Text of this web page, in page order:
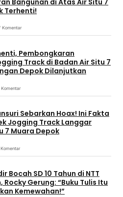
Terhenti!
Komentar
Pembongkaran
Track di Badan Air Situ 7
Depok Dilanjutkan
Sebarkan Hoax! Ini Fakta
Jogging Track Langgar
7 Muara Depok
Bocah SD 10 Tahun di NTT
Rocky Gerung: “Buku Tulis Itu
Kemewahan!”